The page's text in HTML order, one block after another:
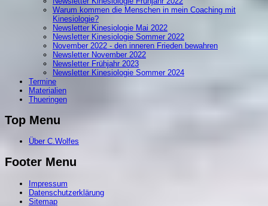
Warum kommen die Menschen in mein Coaching mit
Kinesiologie?
Newsletter Kinesiologie Mai 2022
Newsletter Kinesiologie Sommer 2022
November 2022 - den inneren Frieden bewahren
Newsletter November 2022
Newsletter Frühjahr 2023
Newsletter Kinesiologie Sommer 2024
Termine
Materialien
Thueringen
Top Menu
Über C.Wolfes
Footer Menu
Impressum
Datenschutzerklärung
Sitemap